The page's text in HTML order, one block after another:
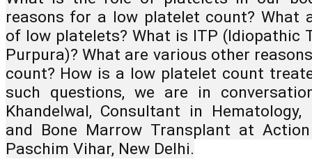
reasons for a low platelet count? What
of low platelets? What is ITP (Idiopathic
Purpura)? What are various other
count? How is a low platelet count
such questions, we are in
Khandelwal, Consultant in Hematology,
and Bone Marrow Transplant at
Paschim Vihar, New Delhi.